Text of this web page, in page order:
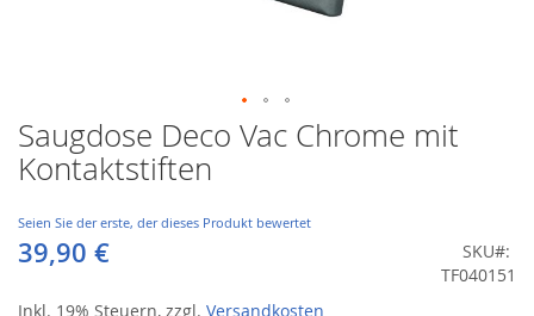
Saugdose Deco Vac Chrome mit
Kontaktstiften
Seien Sie der erste, der dieses Produkt bewertet
39,90 €
Inkl. 19% Steuern, zzgl. Versandkosten
SKU
TF040151
Zum
Anfang
der
springen